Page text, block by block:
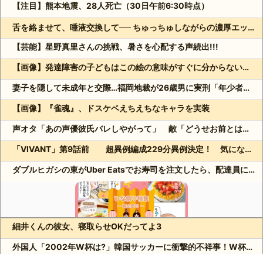
【注目】熊本地震、28人死亡（30日午前6:30時点）
舌を絡ませて、唾液交換して── ちゅっちゅしながらの濃厚エッ画像♪
【芸能】星野真里さんの挑戦、暑さを心配する声続出!!!
【画像】発達障害の子どもはこの絵の意味がすぐに分からないらしい
妻子を隠して未成年と交際…福岡地裁が26歳男に実刑「年少者の未熟さにつけ込んだ」
【画像】『雀魂』、ドスケベえちえちなキャラを実装
声オタ「あの声優彼氏バレしやがって」 敵「どうせお前とは付き合えないのにｗ」←これ
「VIVANT」第9話前 超異例編成229分異例決定！ 気になる「裏の裏」黒須（松坂桃李）飛び交う考察
ダブルヒガシの東がUber Eatsでお寿司を注文したら、配達員に全て食べられる!?
Powered by livedoor 相互RSS
細井くんの彼女、寝取らせOKだってよ3
外国人「2002年W杯は?」韓国サッカーに衝撃的不祥事！W杯予選でレフリーへの性的接待発覚！海外騒然！【海外の反応】